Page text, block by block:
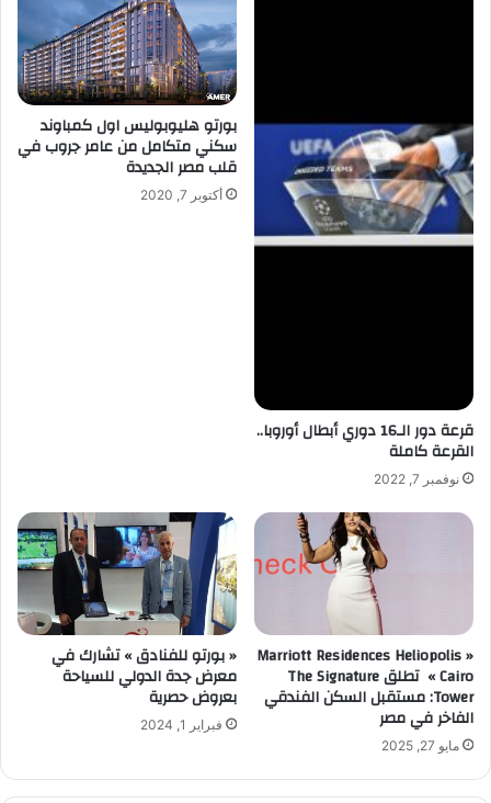
قرعة دور الـ16 دوري أبطال أوروبا..
القرعة كاملة
نوفمبر 7, 2022
بورتو هليوبوليس اول كمباوند
سكني متكامل من عامر جروب في
قلب مصر الجديدة
أكتوبر 7, 2020
« Marriott Residences Heliopolis
Cairo » تطلق The Signature
Tower: مستقبل السكن الفندقي
الفاخر في مصر
مايو 27, 2025
« بورتو للفنادق » تشارك في
معرض جدة الدولي للسياحة
بعروض حصرية
فبراير 1, 2024